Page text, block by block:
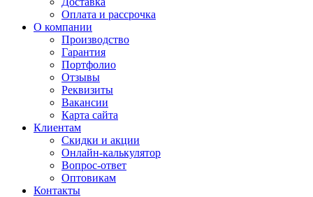
Оплата и рассрочка
О компании
Производство
Гарантия
Портфолио
Отзывы
Реквизиты
Вакансии
Карта сайта
Клиентам
Скидки и акции
Онлайн-калькулятор
Вопрос-ответ
Оптовикам
Контакты